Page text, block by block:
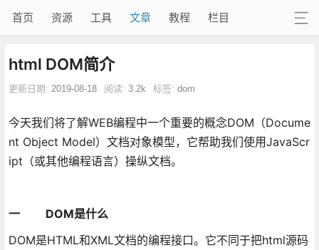
首页 资源 工具 文章 教程 栏目
html DOM简介
更新日期: 2019-08-18 阅读: 3.2k 标签: dom
今天我们将了解WEB编程中一个重要的概念DOM（Docume
nt Object Model）文档对象模型，它帮助我们使用JavaScr
ipt（或其他编程语言）操纵文档。
一 DOM是什么
DOM是HTML和XML文档的编程接口。它不同于把html源码